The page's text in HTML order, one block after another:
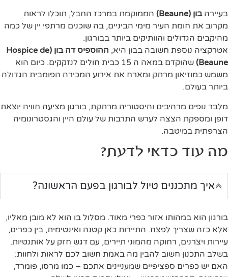
בעיירהבון (Beaune)
הממוקמת במרכז החבל, תוכלו לראות
מקרוב את חומת העיר מימי הביניים, בה שוכנים מרתפי יין של כמה
מהיקבים הגדולים והוותיקים ביותר בבורגון.
אטרקציה נוספת חשובה בבון היא,
ההוספיס דה בון (Hospice de
Beaune)
שהוקדם במאה ה 15 כבית חולים לנזקקים. כיום הוא
משמש כמוזיאון מרתק ומארח את אירוע המכירה הפומבית הגדולה
ביותר בעולם.
מלבד נופים מרהיבים והיסטוריה מרתקת, בורגון מציעה חוויה יוצאת
דופן ומספקת הצצה לערש התרבות של עולם היין והגסטרונומיה
הצרפתית במיטבה.
מה עוד כדאי לדעת?
איך מתכננים טיול לבורגון בפעם הראשונה?
בורגון הוא במהותו אזור כפרי מאוד. מסלול בו הוא לא מובן מאליו,
אלא כזה שצריך לפצח. התיירות כאן קטנה ואינטימית, בין כפרים,
עיירות ויצרנים, רחוקה מהמוני תיירים, עם דגש חזק על אותנטיות.
בשלב התכנון חשוב להבין מה באמת חשוב לכם לראות ולחוות:
האם יש כפרים ספציפיים שמעניינים אתכם – כמו מרסו, פומרד,